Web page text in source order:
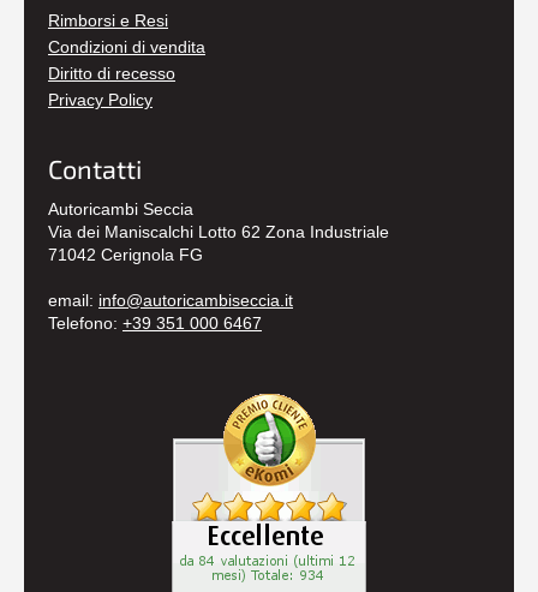
Rimborsi e Resi
Condizioni di vendita
Diritto di recesso
Privacy Policy
Contatti
Autoricambi Seccia
Via dei Maniscalchi Lotto 62 Zona Industriale
71042 Cerignola FG
email: info@autoricambiseccia.it
Telefono: +39 351 000 6467